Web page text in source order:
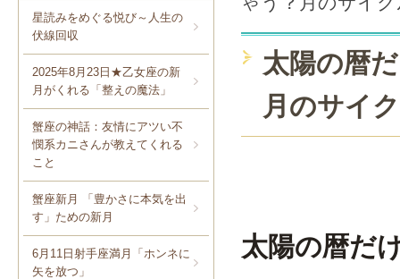
星読みをめぐる悦び～人生の
伏線回収
2025年8月23日★乙女座の新
月がくれる「整えの魔法」
蟹座の神話：友情にアツい不
憫系カニさんが教えてくれる
こと
蟹座新月 「豊かさに本気を出
す」ための新月
6月11日射手座満月「ホンネに
矢を放つ」
太陽の暦
月のサイ
太陽の暦だ